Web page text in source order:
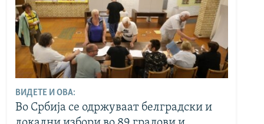
ВИДЕТЕ И ОВА:
Во Србија се одржуваат белградски и